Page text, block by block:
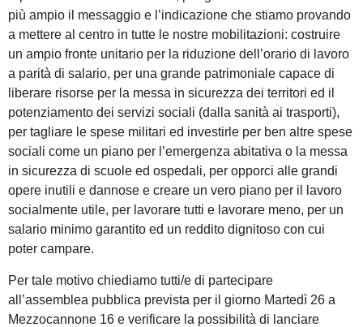
più ampio il messaggio e l’indicazione che stiamo provando
a mettere al centro in tutte le nostre mobilitazioni: costruire
un ampio fronte unitario per la riduzione dell’orario di lavoro
a parità di salario, per una grande patrimoniale capace di
liberare risorse per la messa in sicurezza dei territori ed il
potenziamento dei servizi sociali (dalla sanità ai trasporti),
per tagliare le spese militari ed investirle per ben altre spese
sociali come un piano per l’emergenza abitativa o la messa
in sicurezza di scuole ed ospedali, per opporci alle grandi
opere inutili e dannose e creare un vero piano per il lavoro
socialmente utile, per lavorare tutti e lavorare meno, per un
salario minimo garantito ed un reddito dignitoso con cui
poter campare.
Per tale motivo chiediamo tutti/e di partecipare
all’assemblea pubblica prevista per il giorno Martedì 26 a
Mezzocannone 16 e verificare la possibilità di lanciare